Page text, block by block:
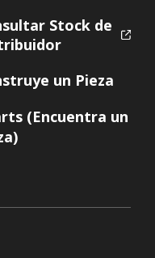
Stock de
un Pieza
(Encuentra un